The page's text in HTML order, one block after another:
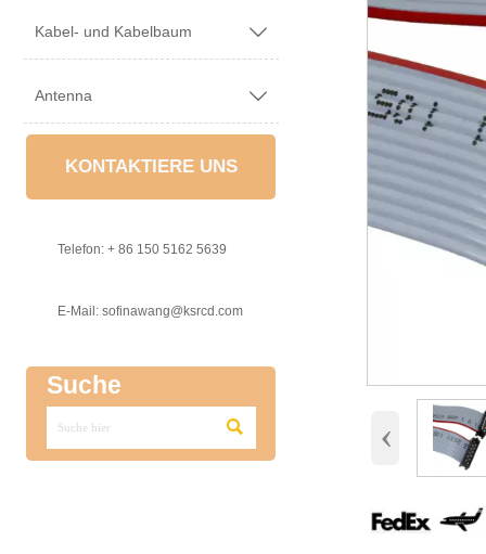
Kabel- und Kabelbaum 
Antenna 
KONTAKTIERE UNS
Telefon: + 86 150 5162 5639
E-Mail: sofinawang@ksrcd.com
Suche
 ‹